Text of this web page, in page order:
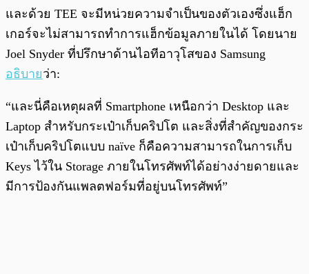
และด้วย TEE จะมีหน่วยความจำเป็นของตัวเองซึ่งแฮ็ก
เกอร์จะไม่สามารถทำการแฮ็กข้อมูลภายในได้ โดยนาย
Joel Snyder ที่ปรึกษาด้านไอทีอาวุโสของ Samsung
อธิบายว่า:
“และนี่คือเหตุผลที่ Smartphone เหนือกว่า Desktop และ
Laptop สำหรับกระเป๋าเก็บคริปโต และสิ่งที่สำคัญของกระ
เป๋าเก็บคริปโตแบบ naïve ก็คือความสามารถในการเก็บ
Keys ไว้ใน Storage ภายในโทรศัพท์ได้อย่างง่ายดายและ
มีการป้องกันแพลตฟอร์มที่อยู่บนโทรศัพท์”